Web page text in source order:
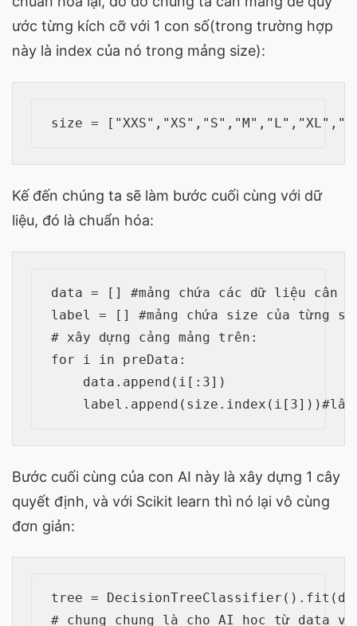
ước từng kích cỡ với 1 con số(trong trường hợp
này là index của nó trong mảng size):
Kế đến chúng ta sẽ làm bước cuối cùng với dữ
liệu, đó là chuẩn hóa:
data = [] #mảng chứa các dữ liệu cân
label = [] #mảng chứa size của từng
# xây dựng cảng mảng trên:
for i in preData:
    data.append(i[:3])
Bước cuối cùng của con AI này là xây dựng 1 cây
quyết định, và với Scikit learn thì nó lại vô cùng
đơn giản:
tree =